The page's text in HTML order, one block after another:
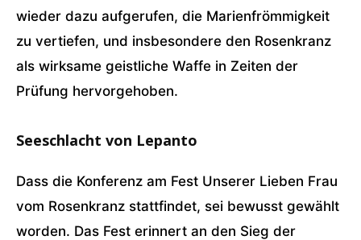
wieder dazu aufgerufen, die Marienfrömmigkeit
zu vertiefen, und insbesondere den Rosenkranz
als wirksame geistliche Waffe in Zeiten der
Prüfung hervorgehoben.
Seeschlacht von Lepanto
Dass die Konferenz am Fest Unserer Lieben Frau
vom Rosenkranz stattfindet, sei bewusst gewählt
worden. Das Fest erinnert an den Sieg der